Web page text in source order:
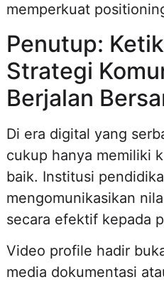
memperkuat
Penutup:
Strategi
Berjalan
Di era digital yang
cukup hanya memiliki
baik. Institusi
mengomunikasikan
secara efektif kepada
Video profile hadir
media dokumentasi